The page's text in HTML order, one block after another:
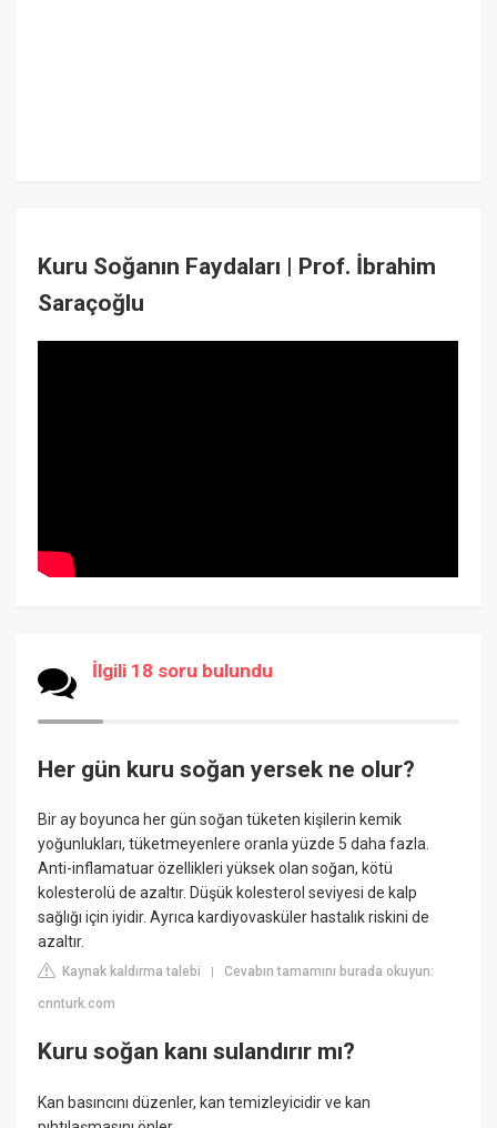
Kuru Soğanın Faydaları | Prof. İbrahim
Saraçoğlu
İlgili 18 soru bulundu
Her gün kuru soğan yersek ne olur?
Bir ay boyunca her gün soğan tüketen kişilerin kemik
yoğunlukları, tüketmeyenlere oranla yüzde 5 daha fazla.
Anti-inflamatuar özellikleri yüksek olan soğan, kötü
kolesterolü de azaltır. Düşük kolesterol seviyesi de kalp
sağlığı için iyidir. Ayrıca kardiyovasküler hastalık riskini de
azaltır.
Kaynak kaldırma talebi |Cevabın tamamını burada okuyun:
cnnturk.com
Kuru soğan kanı sulandırır mı?
Kan basıncını düzenler, kan temizleyicidir ve kan